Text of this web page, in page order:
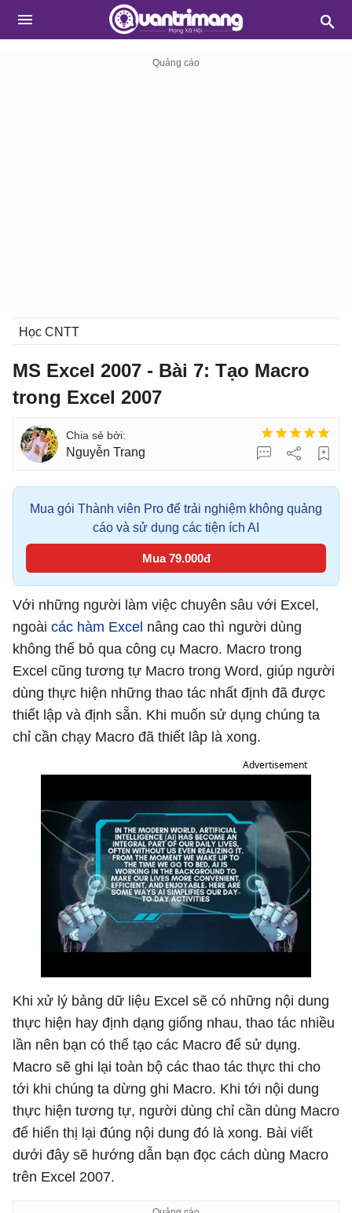
Học CNTT
MS Excel 2007 - Bài 7: Tạo Macro
trong Excel 2007
Nguyễn Trang
Mua gói Thành viên Pro để trải nghiệm không quảng
cáo và sử dụng các tiện ích AI
Mua 79.000đ
Với những người làm việc chuyên sâu với Excel,
ngoài các hàm Excel nâng cao thì người dùng
không thể bỏ qua công cụ Macro. Macro trong
Excel cũng tương tự Macro trong Word, giúp người
dùng thực hiện những thao tác nhất định đã được
thiết lập và định sẵn. Khi muốn sử dụng chúng ta
chỉ cần chạy Macro đã thiết lâp là xong.
Advertisement
Khi xử lý bảng dữ liệu Excel sẽ có những nội dung
thực hiện hay định dạng giống nhau, thao tác nhiều
lần nên bạn có thể tạo các Macro để sử dụng.
Macro sẽ ghi lại toàn bộ các thao tác thực thi cho
tới khi chúng ta dừng ghi Macro. Khi tới nội dung
thực hiện tương tự, người dùng chỉ cần dùng Macro
để hiển thị lại đúng nội dung đó là xong. Bài viết
dưới đây sẽ hướng dẫn bạn đọc cách dùng Macro
trên Excel 2007.